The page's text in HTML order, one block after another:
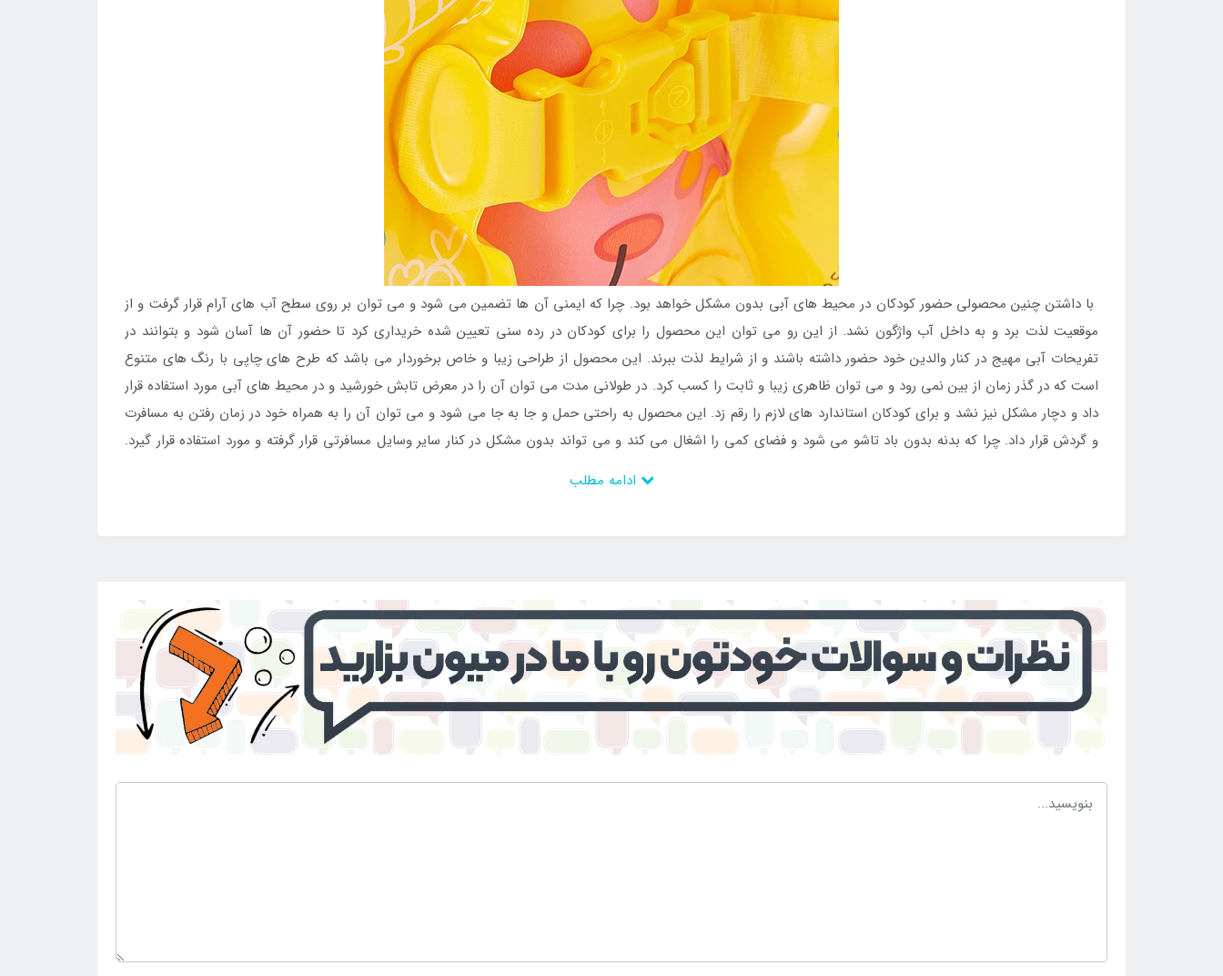
با داشتن چنین محصولی حضور کودکان در محیط های آبی بدون مشکل خواهد بود. چرا که ایمنی آن ها تضمین می شود و می توان بر روی سطح آب های آرام قرار گرفت و از
موقعیت لذت برد و به داخل آب واژگون نشد. از این رو می توان این محصول را برای کودکان در رده سنی تعیین شده خریداری کرد تا حضور آن ها آسان شود و بتوانند در
تفریحات آبی مهیج در کنار والدین خود حضور داشته باشند و از شرایط لذت ببرند. این محصول از طراحی زیبا و خاص برخوردار می باشد که طرح های چاپی با رنگ های متنوع
است که در گذر زمان از بین نمی رود و می توان ظاهری زیبا و ثابت را کسب کرد. در طولانی مدت می توان آن را در معرض تابش خورشید و در محیط های آبی مورد استفاده قرار
داد و دچار مشکل نیز نشد و برای کودکان استاندارد های لازم را رقم زد. این محصول به راحتی حمل و جا به جا می شود و می توان آن را به همراه خود در زمان رفتن به مسافرت
و گردش قرار داد. چرا که بدنه بدون باد تاشو می شود و فضای کمی را اشغال می کند و می تواند بدون مشکل در کنار سایر وسایل مسافرتی قرار گرفته و مورد استفاده قرار گیرد.